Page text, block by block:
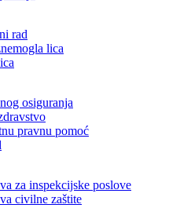
s javnošću
poslove
rad
lica
osiguranja
pravnu pomoć